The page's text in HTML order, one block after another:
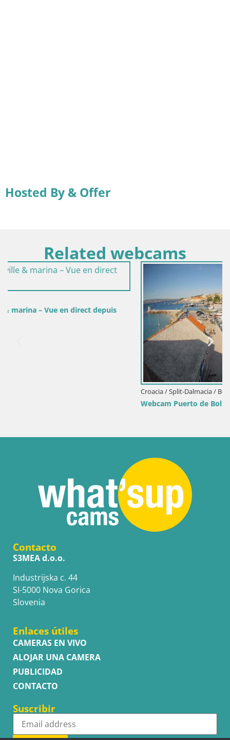
Hosted By & Offer
Related webcams
Webcam Puerto de Bol – Vista en directo de la Riva y
Contacto
S3MEA d.o.o.
Industrijska c. 44
SI-5000 Nova Gorica
Slovenia
Enlaces útiles
CAMERAS EN VIVO
ALOJAR UNA CAMERA
PUBLICIDAD
CONTACTO
Suscribir